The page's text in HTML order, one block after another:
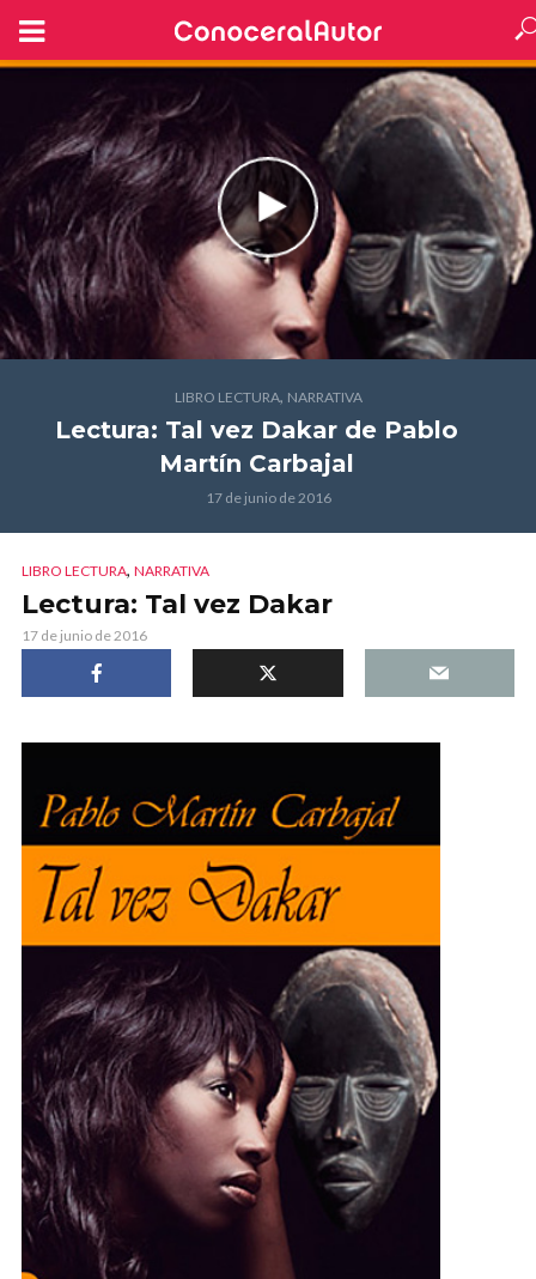
LIBRO LECTURA, NARRATIVA
Lectura: Tal vez Dakarde Pablo
Martín Carbajal
17 de junio de 2016
LIBRO LECTURA, NARRATIVA
Lectura: Tal vez Dakar
17 de junio de 2016